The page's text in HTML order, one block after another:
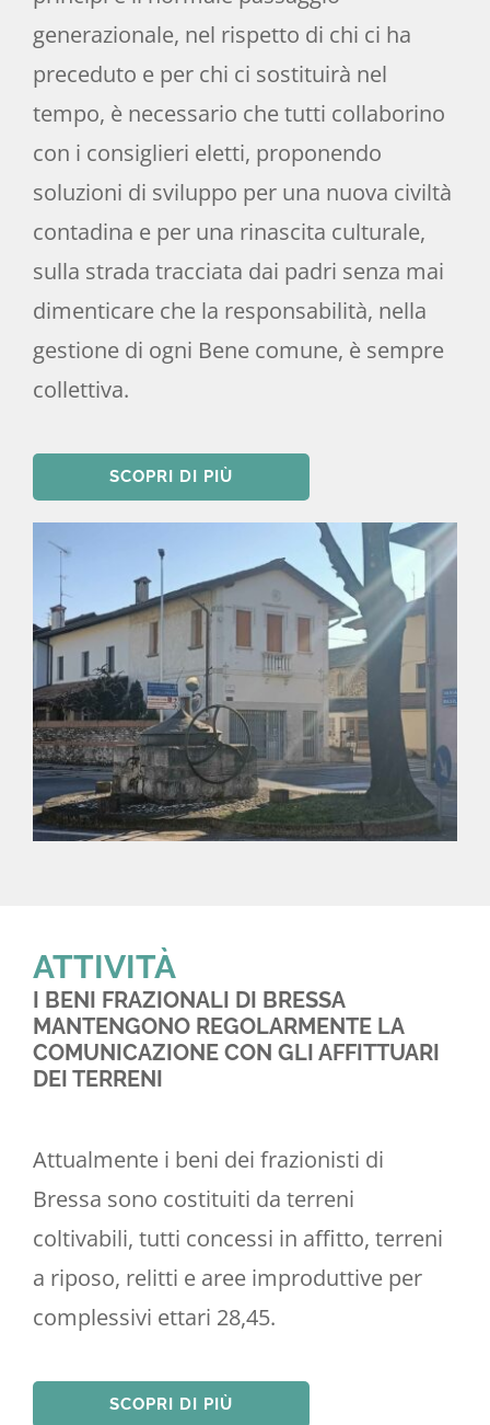
generazionale, nel rispetto di chi ci ha
preceduto e per chi ci sostituirà nel
tempo, è necessario che tutti collaborino
con i consiglieri eletti, proponendo
soluzioni di sviluppo per una nuova civiltà
contadina e per una rinascita culturale,
sulla strada tracciata dai padri senza mai
dimenticare che la responsabilità, nella
gestione di ogni Bene comune, è sempre
collettiva.
SCOPRI DI PIÙ
ATTIVITÀ
I BENI FRAZIONALI DI BRESSA
MANTENGONO REGOLARMENTE LA
COMUNICAZIONE CON GLI AFFITTUARI
DEI TERRENI
Attualmente i beni dei frazionisti di
Bressa sono costituiti da terreni
coltivabili, tutti concessi in affitto, terreni
a riposo, relitti e aree improduttive per
complessivi ettari 28,45.
SCOPRI DI PIÙ